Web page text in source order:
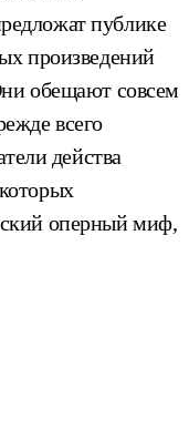
публике
произведений
обещают совсем
всего
действа
оперный миф,